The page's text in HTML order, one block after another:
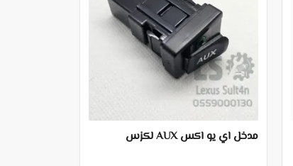
مدخل اي يو اكس AUX لكزس